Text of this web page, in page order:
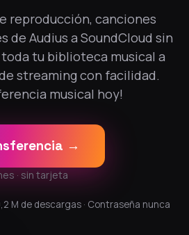
reproducción, canciones
de Audius a SoundCloud sin
tu biblioteca musical a
streaming con facilidad.
musical hoy!
→
· sin tarjeta
de descargas · Contraseña nunca